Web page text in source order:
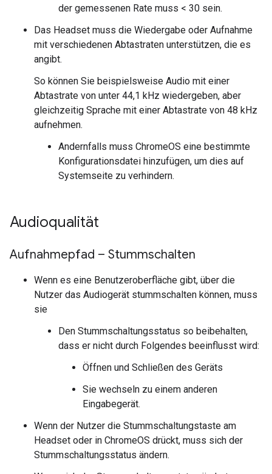
der gemessenen Rate muss < 30 sein.
Das Headset muss die Wiedergabe oder Aufnahme
mit verschiedenen Abtastraten unterstützen, die es
angibt.
So können Sie beispielsweise Audio mit einer
Abtastrate von unter 44,1 kHz wiedergeben, aber
gleichzeitig Sprache mit einer Abtastrate von 48 kHz
aufnehmen.
Andernfalls muss ChromeOS eine bestimmte
Konfigurationsdatei hinzufügen, um dies auf
Systemseite zu verhindern.
Audioqualität
Aufnahmepfad – Stummschalten
Wenn es eine Benutzeroberfläche gibt, über die
Nutzer das Audiogerät stummschalten können, muss
sie
Den Stummschaltungsstatus so beibehalten,
dass er nicht durch Folgendes beeinflusst wird:
Öffnen und Schließen des Geräts
Sie wechseln zu einem anderen
Eingabegerät.
Wenn der Nutzer die Stummschaltungstaste am
Headset oder in ChromeOS drückt, muss sich der
Stummschaltungsstatus ändern.